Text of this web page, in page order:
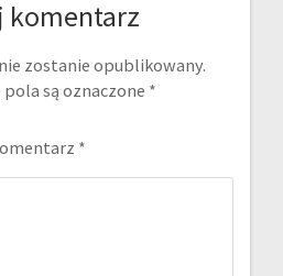
komentarz
zostanie opublikowany.
są oznaczone *
*